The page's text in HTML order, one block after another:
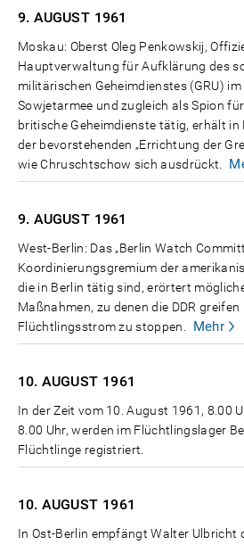
9. AUGUST 1961
Moskau: Oberst Oleg Penkowskij,
Hauptverwaltung für Aufklärung des
militärischen Geheimdienstes (GRU)
Sowjetarmee und zugleich als Spion
britische Geheimdienste tätig, erhält in
der bevorstehenden „Errichtung der
wie Chruschtschow sich ausdrückt.
9. AUGUST 1961
West-Berlin: Das „Berlin Watch
Koordinierungsgremium der
die in Berlin tätig sind, erörtert
Maßnahmen, zu denen die DDR
Flüchtlingsstrom zu stoppen.
Mehr
10. AUGUST 1961
In der Zeit vom 10. August 1961, 8.00
8.00 Uhr, werden im Flüchtlingslager
Flüchtlinge registriert.
10. AUGUST 1961
In Ost-Berlin empfängt Walter Ulbricht